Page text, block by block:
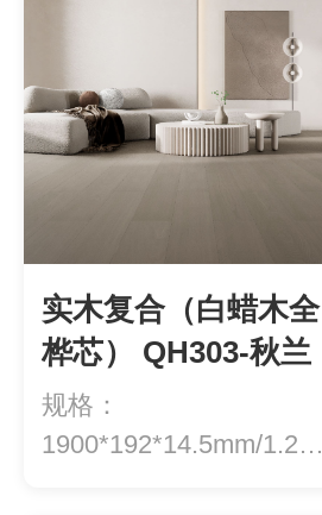
实木复合（白蜡木全
桦芯） QH303-秋兰
规格：
1900*192*14.5mm/1.2等